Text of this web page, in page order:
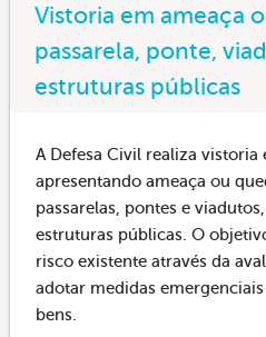
Vistoria em ameaça
passarela, ponte,
estruturas públicas
A Defesa Civil realiza vistoria
apresentando ameaça ou
passarelas, pontes e
estruturas públicas. O
risco existente através da
adotar medidas
bens.